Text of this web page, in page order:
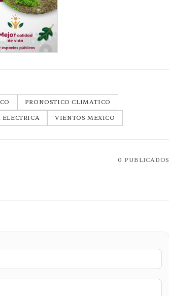
PRONOSTICO CLIMATICO
VIENTOS MEXICO
0 PUBLICADOS